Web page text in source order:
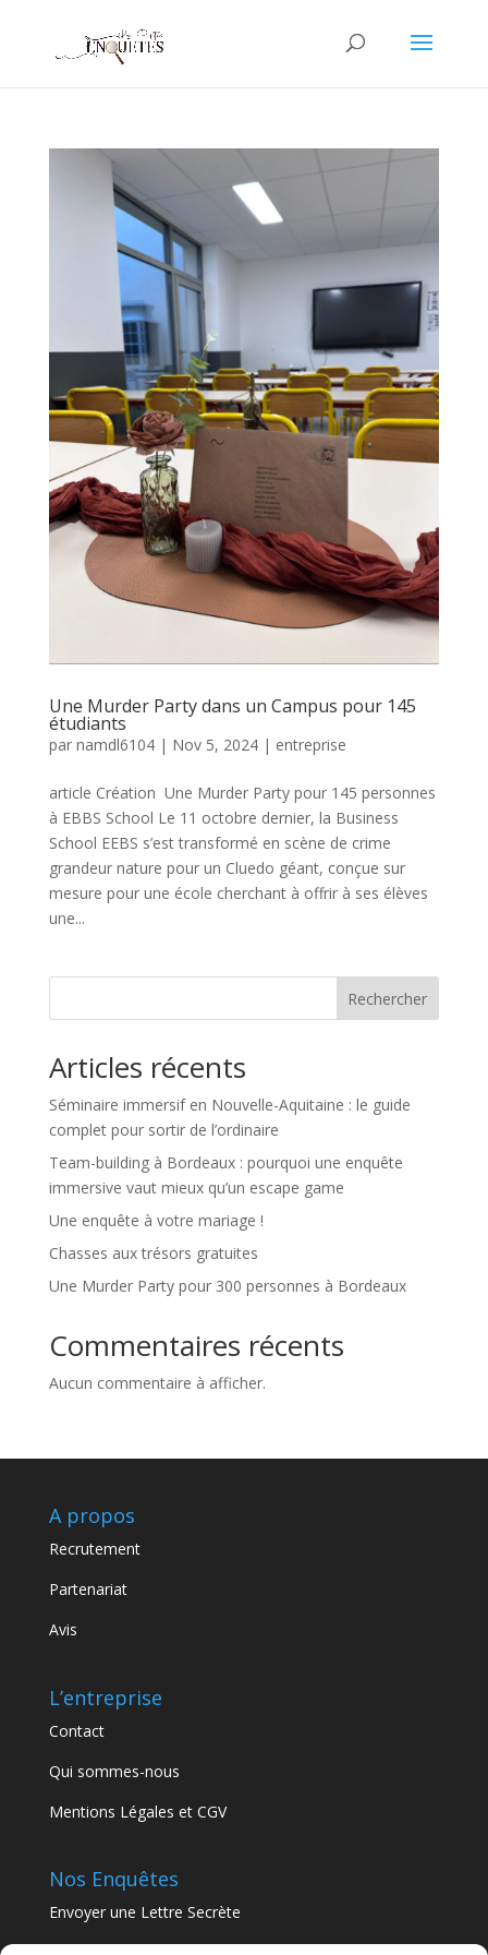
Une Murder Party dans un Campus pour 145
étudiants
par namdl6104| Nov 5, 2024| entreprise
article Création Une Murder Party pour 145 personnes
à EBBS School Le 11 octobre dernier, la Business
School EEBS s’est transformé en scène de crime
grandeur nature pour un Cluedo géant, conçue sur
mesure pour une école cherchant à offrir à ses élèves
une...
Rechercher
Articles récents
Séminaire immersif en Nouvelle-Aquitaine : le guide
complet pour sortir de l’ordinaire
Team-building à Bordeaux : pourquoi une enquête
immersive vaut mieux qu’un escape game
Une enquête à votre mariage !
Chasses aux trésors gratuites
Une Murder Party pour 300 personnes à Bordeaux
Commentaires récents
Aucun commentaire à afficher.
A propos
Recrutement
Partenariat
Avis
L’entreprise
Contact
Qui sommes-nous
Mentions Légales et CGV
Nos Enquêtes
Envoyer une Lettre Secrète